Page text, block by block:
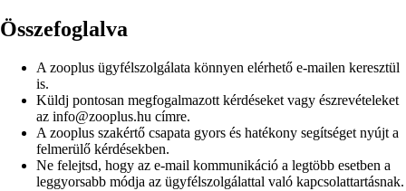
Összefoglalva
A zooplus ügyfélszolgálata könnyen elérhető e-mailen keresztül
is.
Küldj pontosan megfogalmazott kérdéseket vagy észrevételeket
az info@zooplus.hu címre.
A zooplus szakértő csapata gyors és hatékony segítséget nyújt a
felmerülő kérdésekben.
Ne felejtsd, hogy az e-mail kommunikáció a legtöbb esetben a
leggyorsabb módja az ügyfélszolgálattal való kapcsolattartásnak.